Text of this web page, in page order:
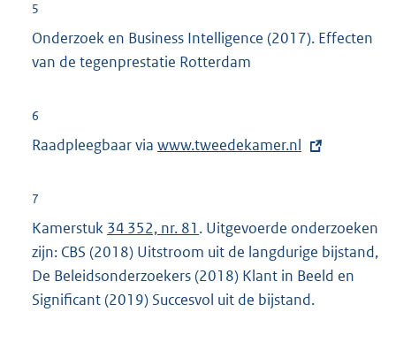
i
5
Onderzoek en Business Intelligence (2017). Effecten
van de tegenprestatie Rotterdam
6
Raadpleegbaar via E
r
www.tweedekamer.nl
7
Kamerstuk 34 352, nr. 81 . Uitgevoerde onderzoeken
zijn: CBS (2018) Uitstroom uit de langdurige bijstand,
De Beleidsonderzoekers (2018) Klant in Beeld en
Significant (2019) Succesvol uit de bijstand.